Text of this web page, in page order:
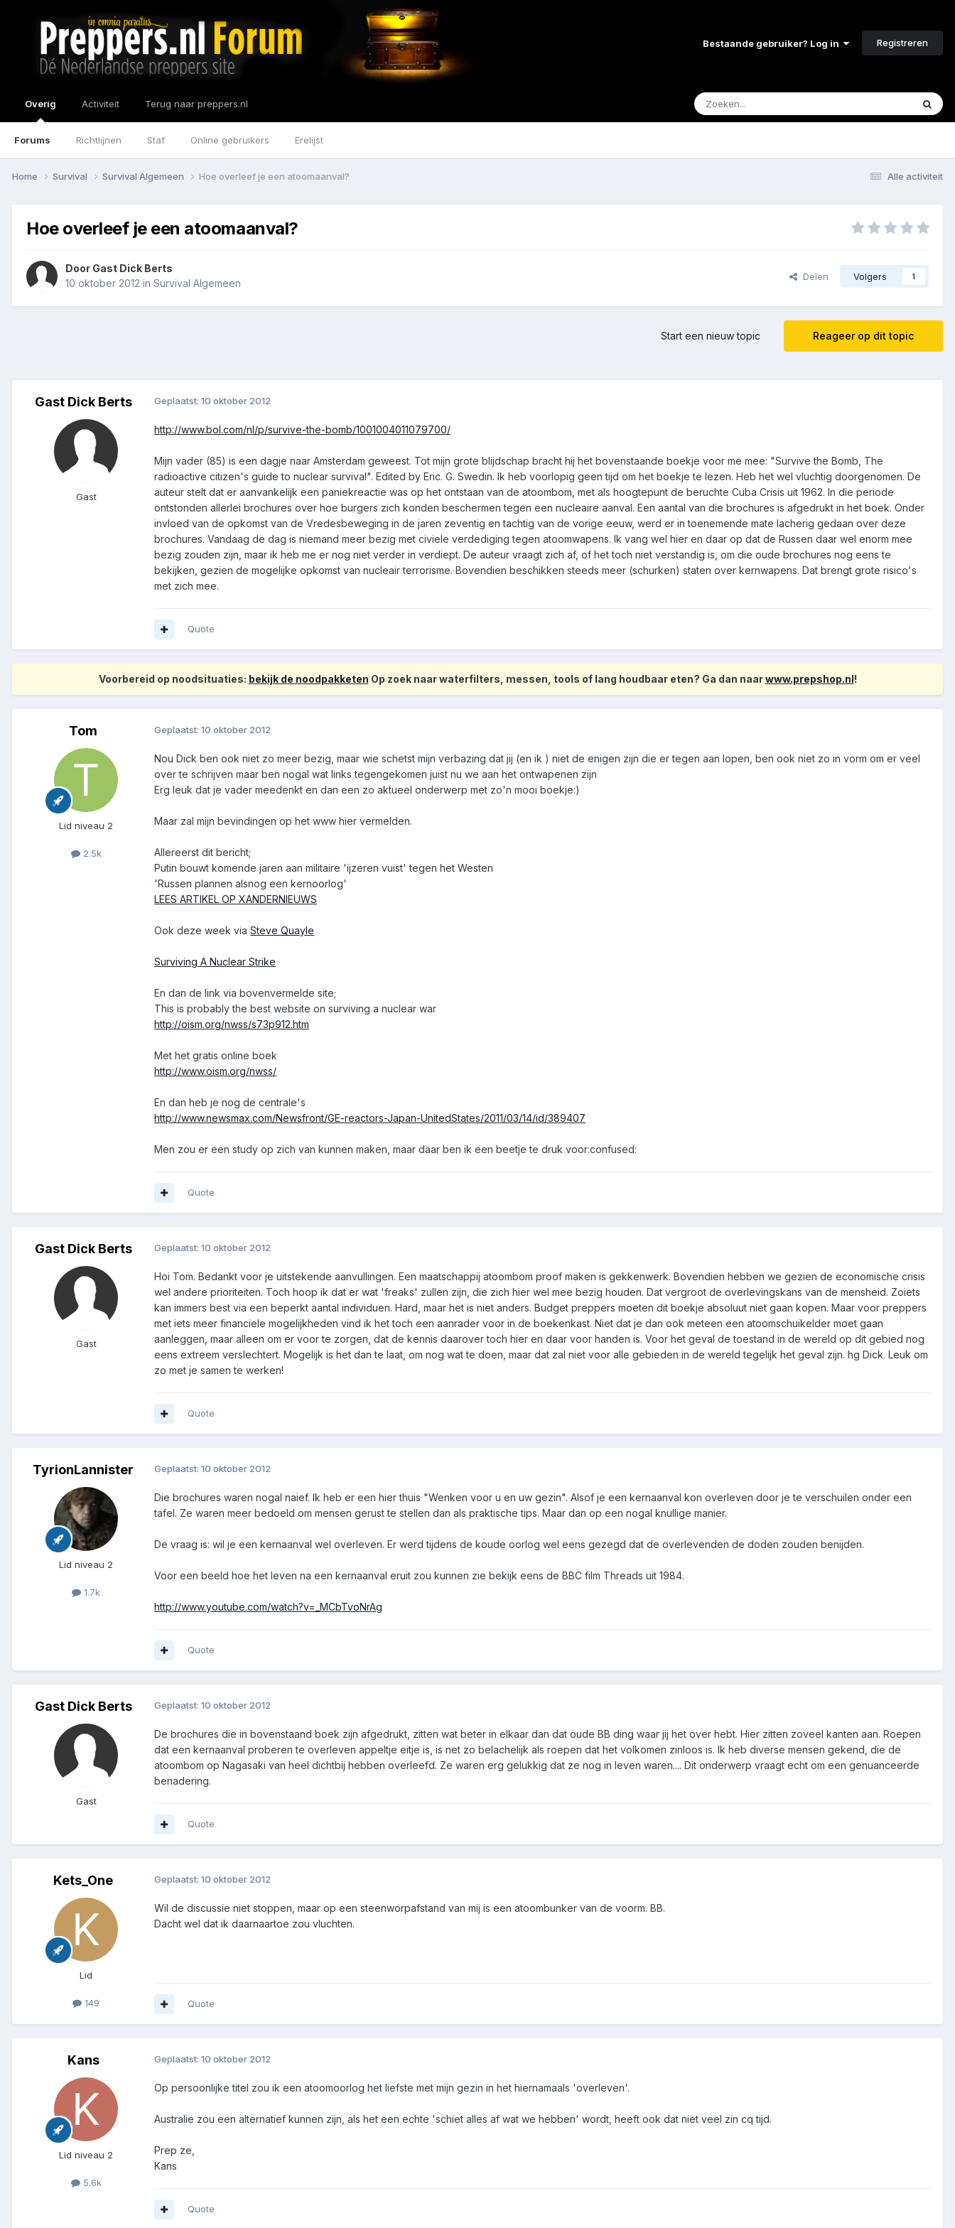
Bestaande gebruiker? Log in Registreren
Overig
Forums Richtlijnen Staf Online gebruikers Erelijst
Activiteit Terug naar preppers.nl
Alle activiteit
Home Survival Survival Algemeen Hoe overleef je een atoomaanval?
Hoe overleef je een atoomaanval?
Door Gast Dick Berts
10 oktober 2012 in Survival Algemeen
Delen Volgers 1
Reageer op dit topic
Start een nieuw topic
Gast Dick Berts
Gast
Geplaatst: 10 oktober 2012
http://www.bol.com/nl/p/survive-the-bomb/1001004011079700/
Mijn vader (85) is een dagje naar Amsterdam geweest. Tot mijn grote blijdschap bracht hij het bovenstaande boekje voor me mee: "Survive the Bomb, The
radioactive citizen's guide to nuclear survival". Edited by Eric. G. Swedin. Ik heb voorlopig geen tijd om het boekje te lezen. Heb het wel vluchtig doorgenomen. De
auteur stelt dat er aanvankelijk een paniekreactie was op het ontstaan van de atoombom, met als hoogtepunt de beruchte Cuba Crisis uit 1962. In die periode
ontstonden allerlei brochures over hoe burgers zich konden beschermen tegen een nucleaire aanval. Een aantal van die brochures is afgedrukt in het boek. Onder
invloed van de opkomst van de Vredesbeweging in de jaren zeventig en tachtig van de vorige eeuw, werd er in toenemende mate lacherig gedaan over deze
brochures. Vandaag de dag is niemand meer bezig met civiele verdediging tegen atoomwapens. Ik vang wel hier en daar op dat de Russen daar wel enorm mee
bezig zouden zijn, maar ik heb me er nog niet verder in verdiept. De auteur vraagt zich af, of het toch niet verstandig is, om die oude brochures nog eens te
bekijken, gezien de mogelijke opkomst van nucleair terrorisme. Bovendien beschikken steeds meer (schurken) staten over kernwapens. Dat brengt grote risico's
met zich mee.
Quote
Voorbereid op noodsituaties: bekijk de noodpakketen Op zoek naar waterfilters, messen, tools of lang houdbaar eten? Ga dan naarwww.prepshop.nl!
Tom
Lid niveau 2
2.5k
Geplaatst: 10 oktober 2012
Nou Dick ben ook niet zo meer bezig, maar wie schetst mijn verbazing dat jij (en ik ) niet de enigen zijn die er tegen aan lopen, ben ook niet zo in vorm om er veel
over te schrijven maar ben nogal wat links tegengekomen juist nu we aan het ontwapenen zijn
Erg leuk dat je vader meedenkt en dan een zo aktueel onderwerp met zo'n mooi boekje:)
Maar zal mijn bevindingen op het www hier vermelden.
Allereerst dit bericht;
Putin bouwt komende jaren aan militaire 'ijzeren vuist' tegen het Westen
'Russen plannen alsnog een kernoorlog'
LEES ARTIKEL OP XANDERNIEUWS
Ook deze week via Steve Quayle
Surviving A Nuclear Strike
En dan de link via bovenvermelde site;
This is probably the best website on surviving a nuclear war
http://oism.org/nwss/s73p912.htm
Met het gratis online boek
http://www.oism.org/nwss/
En dan heb je nog de centrale's
http://www.newsmax.com/Newsfront/GE-reactors-Japan-UnitedStates/2011/03/14/id/389407
Men zou er een study op zich van kunnen maken, maar daar ben ik een beetje te druk voor:confused:
Quote
Gast Dick Berts
Gast
Geplaatst: 10 oktober 2012
Hoi Tom. Bedankt voor je uitstekende aanvullingen. Een maatschappij atoombom proof maken is gekkenwerk. Bovendien hebben we gezien de economische crisis
wel andere prioriteiten. Toch hoop ik dat er wat 'freaks' zullen zijn, die zich hier wel mee bezig houden. Dat vergroot de overlevingskans van de mensheid. Zoiets
kan immers best via een beperkt aantal individuen. Hard, maar het is niet anders. Budget preppers moeten dit boekje absoluut niet gaan kopen. Maar voor preppers
met iets meer financiele mogelijkheden vind ik het toch een aanrader voor in de boekenkast. Niet dat je dan ook meteen een atoomschuikelder moet gaan
aanleggen, maar alleen om er voor te zorgen, dat de kennis daarover toch hier en daar voor handen is. Voor het geval de toestand in de wereld op dit gebied nog
eens extreem verslechtert. Mogelijk is het dan te laat, om nog wat te doen, maar dat zal niet voor alle gebieden in de wereld tegelijk het geval zijn. hg Dick. Leuk om
zo met je samen te werken!
Quote
TyrionLannister
Lid niveau 2
1.7k
Geplaatst: 10 oktober 2012
Die brochures waren nogal naief. Ik heb er een hier thuis "Wenken voor u en uw gezin". Alsof je een kernaanval kon overleven door je te verschuilen onder een
tafel. Ze waren meer bedoeld om mensen gerust te stellen dan als praktische tips. Maar dan op een nogal knullige manier.
De vraag is: wil je een kernaanval wel overleven. Er werd tijdens de koude oorlog wel eens gezegd dat de overlevenden de doden zouden benijden.
Voor een beeld hoe het leven na een kernaanval eruit zou kunnen zie bekijk eens de BBC film Threads uit 1984.
http://www.youtube.com/watch?v=_MCbTvoNrAg
Quote
Gast Dick Berts
Gast
Geplaatst: 10 oktober 2012
De brochures die in bovenstaand boek zijn afgedrukt, zitten wat beter in elkaar dan dat oude BB ding waar jij het over hebt. Hier zitten zoveel kanten aan. Roepen
dat een kernaanval proberen te overleven appeltje eitje is, is net zo belachelijk als roepen dat het volkomen zinloos is. Ik heb diverse mensen gekend, die de
atoombom op Nagasaki van heel dichtbij hebben overleefd. Ze waren erg gelukkig dat ze nog in leven waren.... Dit onderwerp vraagt echt om een genuanceerde
benadering.
Quote
Kets_One
Lid
149
Geplaatst: 10 oktober 2012
Wil de discussie niet stoppen, maar op een steenworpafstand van mij is een atoombunker van de voorm. BB.
Dacht wel dat ik daarnaartoe zou vluchten.
Quote
Kans
Lid niveau 2
5.6k
Geplaatst: 10 oktober 2012
Op persoonlijke titel zou ik een atoomoorlog het liefste met mijn gezin in het hiernamaals 'overleven'.
Australie zou een alternatief kunnen zijn, als het een echte 'schiet alles af wat we hebben' wordt, heeft ook dat niet veel zin cq tijd.
Prep ze,
Kans
Quote